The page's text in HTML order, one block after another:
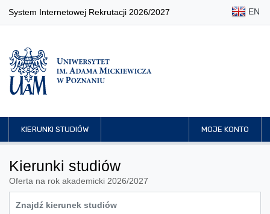
System Internetowej Rekrutacji 2026/2027 EN
KIERUNKI STUDIÓW MOJE KONTO
Kierunki studiów
Oferta na rok akademicki 2026/2027